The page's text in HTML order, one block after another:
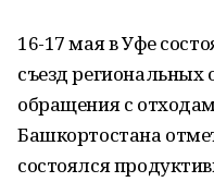
16-17 мая в Уфе
съезд региональных
обращения с
Башкортостана
состоялся